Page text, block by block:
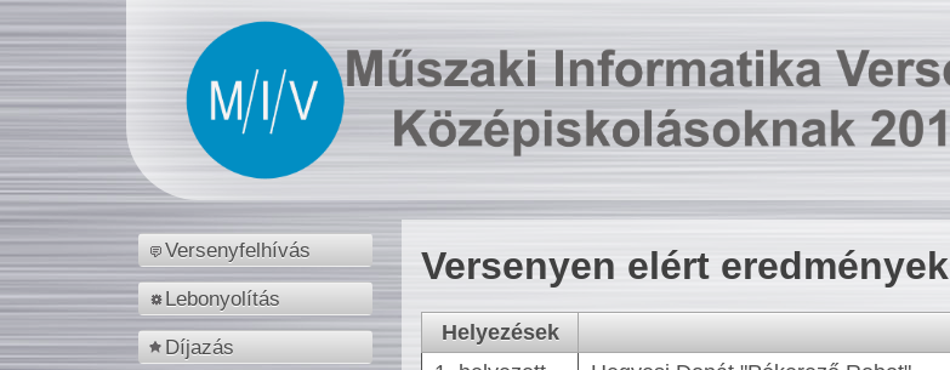
Versenyfelhívás
Lebonyolítás
Díjazás
Versenyen elért eredmények
Helyezések